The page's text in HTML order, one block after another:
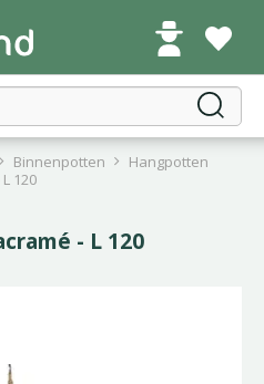
Binnenpotten
Hangpotten
120
- L 120